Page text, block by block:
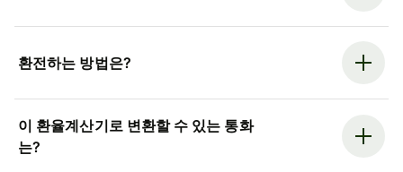
환전하는 방법은?
이 환율계산기로 변환할 수 있는 통화
는?